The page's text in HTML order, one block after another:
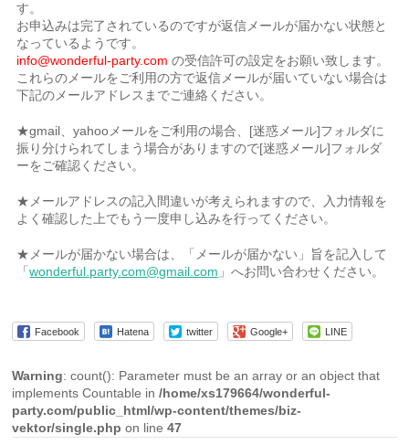
す。
お申込みは完了されているのですが返信メールが届かない状態と
なっているようです。
info@wonderful-party.com の受信許可の設定をお願い致します。
これらのメールをご利用の方で返信メールが届いていない場合は
下記のメールアドレスまでご連絡ください。
★gmail、yahooメールをご利用の場合、[迷惑メール]フォルダに
振り分けられてしまう場合がありますので[迷惑メール]フォルダ
ーをご確認ください。
★メールアドレスの記入間違いが考えられますので、入力情報を
よく確認した上でもう一度申し込みを行ってください。
★メールが届かない場合は、「メールが届かない」旨を記入して
「wonderful.party.com@gmail.com 」へお問い合わせください。
Facebook Hatena twitter Google+ LINE
Warning: count(): Parameter must be an array or an object that
implements Countable in/home/xs179664/wonderful-
party.com/public_html/wp-content/themes/biz-
vektor/single.php on line47